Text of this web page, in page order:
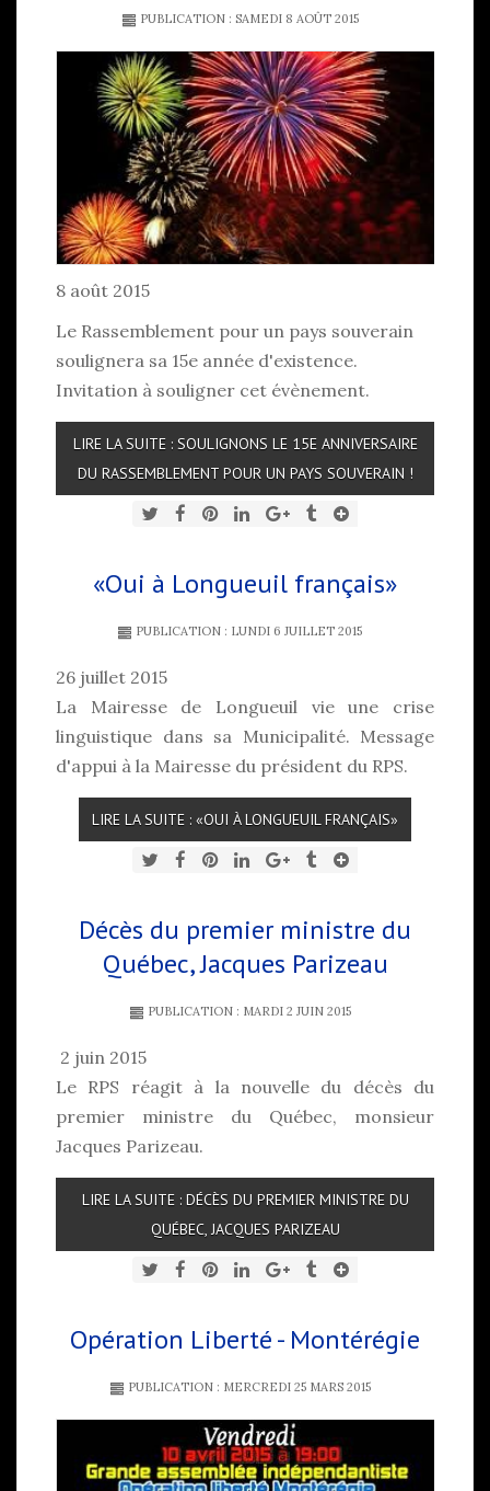
PUBLICATION : SAMEDI 8 AOÛT 2015
8 août 2015
Le Rassemblement pour un pays souverain
soulignera sa 15e année d'existence.
Invitation à souligner cet évènement.
LIRE LA SUITE : SOULIGNONS LE 15E ANNIVERSAIRE
DU RASSEMBLEMENT POUR UN PAYS SOUVERAIN !
«Oui à Longueuil français»
PUBLICATION : LUNDI 6 JUILLET 2015
26 juillet 2015
La Mairesse de Longueuil vie une crise
linguistique dans sa Municipalité. Message
d'appui à la Mairesse du président du RPS.
LIRE LA SUITE : «OUI À LONGUEUIL FRANÇAIS»
Décès du premier ministre du
Québec, Jacques Parizeau
PUBLICATION : MARDI 2 JUIN 2015
2 juin 2015
Le RPS réagit à la nouvelle du décès du
premier ministre du Québec, monsieur
Jacques Parizeau.
LIRE LA SUITE : DÉCÈS DU PREMIER MINISTRE DU
QUÉBEC, JACQUES PARIZEAU
Opération Liberté - Montérégie
PUBLICATION : MERCREDI 25 MARS 2015